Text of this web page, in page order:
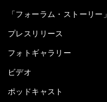
「フォーラム・ストーリー」
プレスリリース
フォトギャラリー
ビデオ
ポッドキャスト